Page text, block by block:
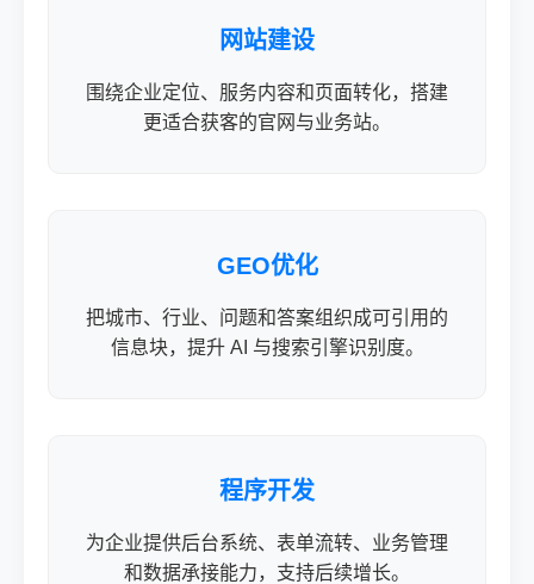
网站建设
围绕企业定位、服务内容和页面转化，搭建
更适合获客的官网与业务站。
GEO优化
把城市、行业、问题和答案组织成可引用的
信息块，提升 AI 与搜索引擎识别度。
程序开发
为企业提供后台系统、表单流转、业务管理
和数据承接能力，支持后续增长。